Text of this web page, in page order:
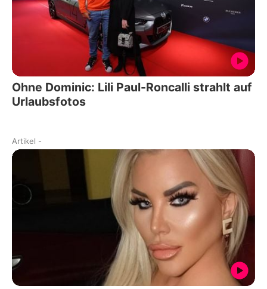
Ohne Dominic: Lili Paul-Roncalli strahlt auf
Urlaubsfotos
Artikel -